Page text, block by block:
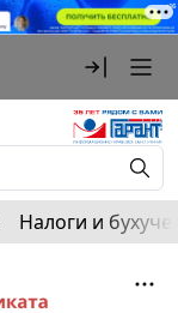
Налоги и